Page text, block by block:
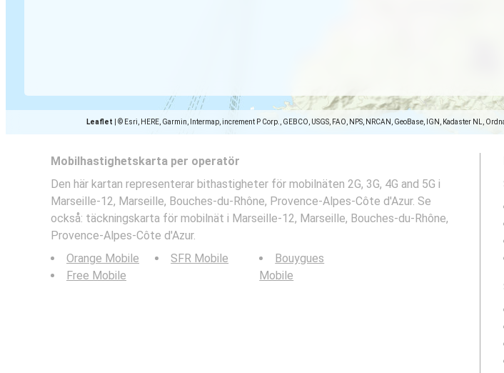
Leaflet © Esri, HERE, Garmin, Intermap, increment P Corp., GEBCO, USGS, FAO, NPS, NRCAN, GeoBase, IGN, Kadaster NL,
Mobilhastighetskarta per operatör
Den här kartan representerar bithastigheter för mobilnäten 2G, 3G, 4G and 5G i
Marseille-12, Marseille, Bouches-du-Rhône, Provence-Alpes-Côte d'Azur. Se
också: täckningskarta för mobilnät i Marseille-12, Marseille, Bouches-du-Rhône,
Provence-Alpes-Côte d'Azur.
Orange Mobile
Free Mobile
SFR Mobile
Bouygues
Mobile